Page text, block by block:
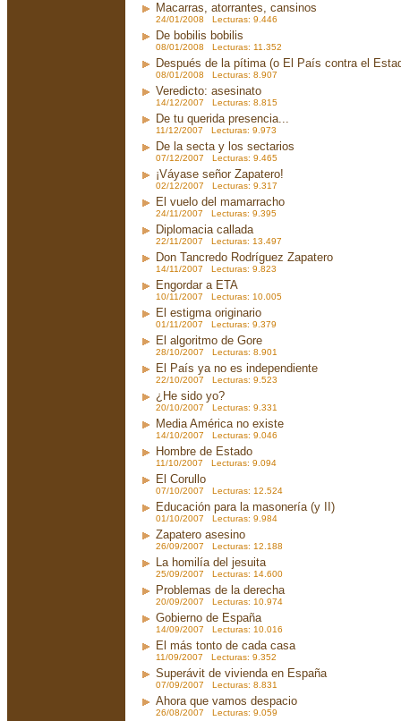
Macarras, atorrantes, cansinos
24/01/2008 Lecturas: 9.446
De bobilis bobilis
08/01/2008 Lecturas: 11.352
Después de la pítima (o El País contra el
08/01/2008 Lecturas: 8.907
Veredicto: asesinato
14/12/2007 Lecturas: 8.815
De tu querida presencia...
11/12/2007 Lecturas: 9.973
De la secta y los sectarios
07/12/2007 Lecturas: 9.465
¡Váyase señor Zapatero!
02/12/2007 Lecturas: 9.317
El vuelo del mamarracho
24/11/2007 Lecturas: 9.395
Diplomacia callada
22/11/2007 Lecturas: 13.497
Don Tancredo Rodríguez Zapatero
14/11/2007 Lecturas: 9.823
Engordar a ETA
10/11/2007 Lecturas: 10.005
El estigma originario
01/11/2007 Lecturas: 9.379
El algoritmo de Gore
28/10/2007 Lecturas: 8.901
El País ya no es independiente
22/10/2007 Lecturas: 9.523
¿He sido yo?
20/10/2007 Lecturas: 9.331
Media América no existe
14/10/2007 Lecturas: 9.046
Hombre de Estado
11/10/2007 Lecturas: 9.094
El Corullo
07/10/2007 Lecturas: 12.524
Educación para la masonería (y II)
01/10/2007 Lecturas: 9.984
Zapatero asesino
26/09/2007 Lecturas: 12.188
La homilía del jesuita
25/09/2007 Lecturas: 14.600
Problemas de la derecha
20/09/2007 Lecturas: 10.974
Gobierno de España
14/09/2007 Lecturas: 10.016
El más tonto de cada casa
11/09/2007 Lecturas: 9.352
Superávit de vivienda en España
07/09/2007 Lecturas: 8.831
Ahora que vamos despacio
26/08/2007 Lecturas: 9.059